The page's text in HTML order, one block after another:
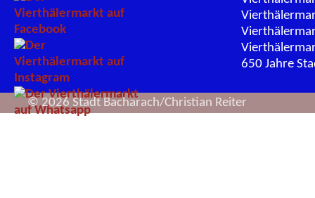
650 Jahre
© 2026 Stadt Bacharach/Christian Reiter